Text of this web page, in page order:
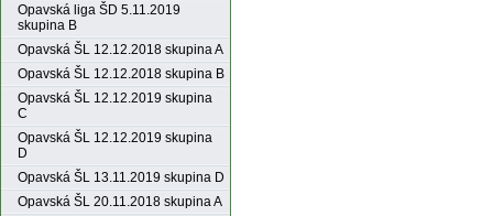
Opavská liga ŠD 5.11.2019
skupina B
Opavská ŠL 12.12.2018 skupina A
Opavská ŠL 12.12.2018 skupina B
Opavská ŠL 12.12.2019 skupina
C
Opavská ŠL 12.12.2019 skupina
D
Opavská ŠL 13.11.2019 skupina D
Opavská ŠL 20.11.2018 skupina A